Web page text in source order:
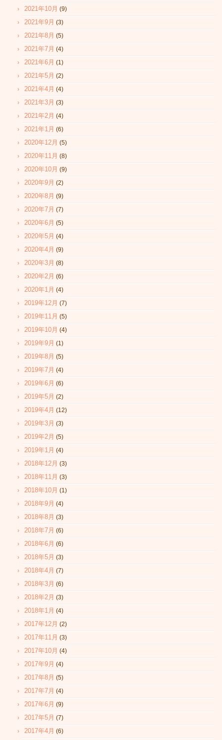
2021年10月 (9)
2021年9月 (3)
2021年8月 (5)
2021年7月 (4)
2021年6月 (1)
2021年5月 (2)
2021年4月 (4)
2021年3月 (3)
2021年2月 (4)
2021年1月 (6)
2020年12月 (5)
2020年11月 (8)
2020年10月 (9)
2020年9月 (2)
2020年8月 (9)
2020年7月 (7)
2020年6月 (5)
2020年5月 (4)
2020年4月 (9)
2020年3月 (8)
2020年2月 (6)
2020年1月 (4)
2019年12月 (7)
2019年11月 (5)
2019年10月 (4)
2019年9月 (1)
2019年8月 (5)
2019年7月 (4)
2019年6月 (6)
2019年5月 (2)
2019年4月 (12)
2019年3月 (3)
2019年2月 (5)
2019年1月 (4)
2018年12月 (3)
2018年11月 (3)
2018年10月 (1)
2018年9月 (4)
2018年8月 (3)
2018年7月 (6)
2018年6月 (6)
2018年5月 (3)
2018年4月 (7)
2018年3月 (6)
2018年2月 (3)
2018年1月 (4)
2017年12月 (2)
2017年11月 (3)
2017年10月 (4)
2017年9月 (4)
2017年8月 (5)
2017年7月 (4)
2017年6月 (9)
2017年5月 (7)
2017年4月 (6)